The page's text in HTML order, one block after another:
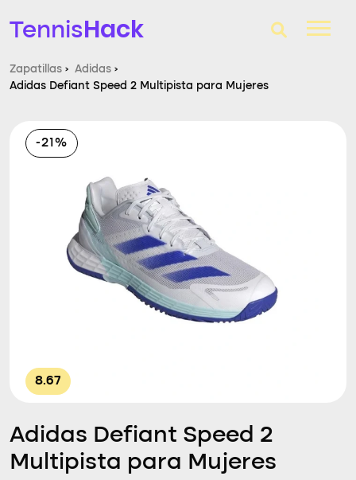
TennisHack
T-Finder
Raquetas de tenis
Comparador
Consultorio
Blog
Zapatillas › Adidas ›
Adidas Defiant Speed 2 Multipista para Mujeres
-21%
8.67
Adidas Defiant Speed 2
Multipista para Mujeres